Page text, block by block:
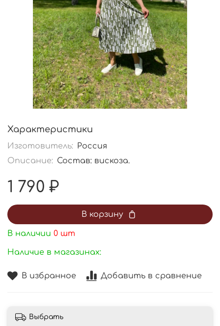
В избранное Добавить в сравнение
Характеристики
Изготовитель: Россия
Описание: Состав: вискоза.
1 790 ₽
В корзину
В наличии 0 шт
Наличие в магазинах:
Выбрать